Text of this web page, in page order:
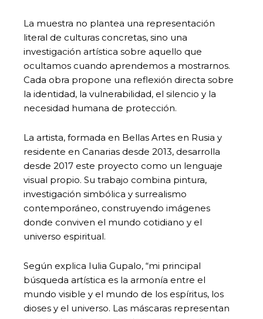
La muestra no plantea una representación
literal de culturas concretas, sino una
investigación artística sobre aquello que
ocultamos cuando aprendemos a mostrarnos.
Cada obra propone una reflexión directa sobre
la identidad, la vulnerabilidad, el silencio y la
necesidad humana de protección.
La artista, formada en Bellas Artes en Rusia y
residente en Canarias desde 2013, desarrolla
desde 2017 este proyecto como un lenguaje
visual propio. Su trabajo combina pintura,
investigación simbólica y surrealismo
contemporáneo, construyendo imágenes
donde conviven el mundo cotidiano y el
universo espiritual.
Según explica Iulia Gupalo, “mi principal
búsqueda artística es la armonía entre el
mundo visible y el mundo de los espíritus, los
dioses y el universo. Las máscaras representan